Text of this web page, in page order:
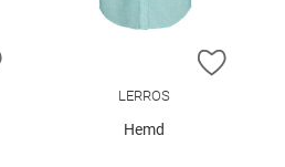
ZUR WUNSCHLISTE HINZUFÜGEN
ZUR
LERROS
Hemd